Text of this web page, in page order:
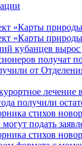
«Карты
«Карты
кубанцев вырос
получат
от
получили
стихов
могут подать
стихов